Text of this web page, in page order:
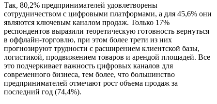
Так, 80,2% предпринимателей удовлетворены
сотрудничеством с цифровыми платформами, а для 45,6% они
являются ключевым каналом продаж. Только 17%
респондентов выразили теоретическую готовность вернуться
в оффлайн-торговлю, при этом более трети из них
прогнозируют трудности с расширением клиентской базы,
логистикой, продвижением товаров и арендой площадей. Все
это подчеркивает важность цифровых каналов для
современного бизнеса, тем более, что большинство
предпринимателей отмечают рост объема продаж за
последний год (74,4%).